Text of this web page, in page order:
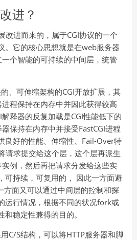
进？
改进而来的，属于CGI协议的一个
。它的核心思想就是在web服务器
个智能的可持续的中间层，统管
、可伸缩架构的CGI开放扩展，其
程保持在内存中并因此获得较高
释器的反复加载是CGI性能低下的
保持在内存中并接受FastCGI进程
良好的性能、伸缩性、Fail-Over特
请求提交给这个层，这个层再派生
例，然后再把请求分发给这些实
可持续，可复用的， 因此一方面避
面又可以通过中间层的控制和探
运行情况，根据不同的状况fork或
稳定性兼得的目的。
C/S结构，可以将HTTP服务器和脚